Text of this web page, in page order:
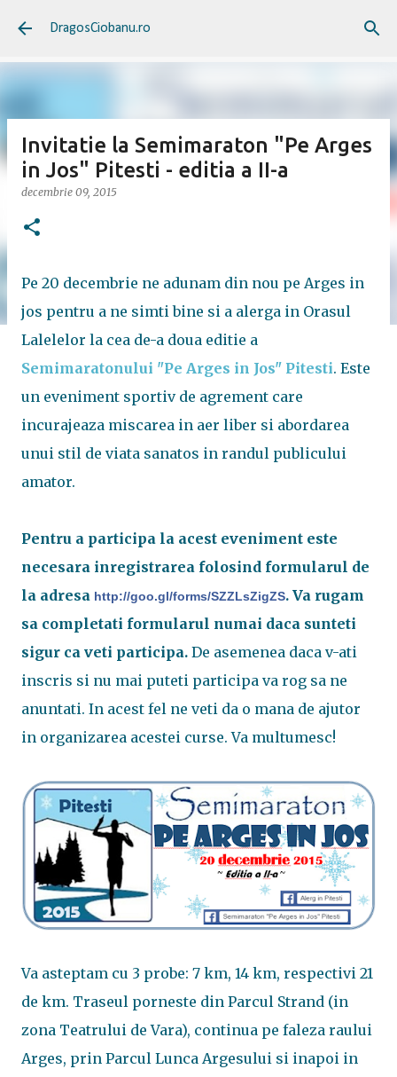
Treceți la conținutul principal
DragosCiobanu.ro
Invitatie la Semimaraton "Pe Arges
in Jos" Pitesti - editia a II-a
decembrie 09, 2015
Pe 20 decembrie ne adunam din nou pe Arges in
jos pentru a ne simti bine si a alerga in Orasul
Lalelelor la cea de-a doua editie a
Semimaratonului "Pe Arges in Jos" Pitesti. Este
un eveniment sportiv de agrement care
incurajeaza miscarea in aer liber si abordarea
unui stil de viata sanatos in randul publicului
amator.
Pentru a participa la acest eveniment este
necesara inregistrarea folosind formularul de
la adresa http://goo.gl/forms/SZZLsZigZS. Va rugam
sa completati formularul numai daca sunteti
sigur ca veti participa. De asemenea daca v-ati
inscris si nu mai puteti participa va rog sa ne
anuntati. In acest fel ne veti da o mana de ajutor
in organizarea acestei curse. Va multumesc!
Va asteptam cu 3 probe: 7 km, 14 km, respectivi 21
de km. Traseul porneste din Parcul Strand (in
zona Teatrului de Vara), continua pe faleza raului
Arges, prin Parcul Lunca Argesului si inapoi in